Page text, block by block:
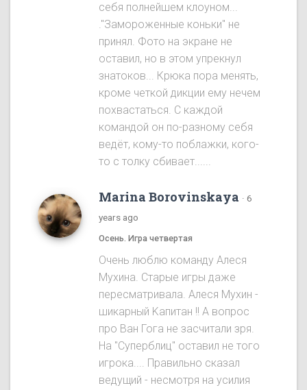
себя полнейшем клоуном...
."Замороженные коньки" не
принял. Фото на экране не
оставил, но в этом упрекнул
знатоков... Крюка пора менять,
кроме четкой дикции ему нечем
похвастаться. С каждой
командой он по-разному себя
ведёт, кому-то поблажки, кого-
то с толку сбивает......
Marina Borovinskaya · 6
years ago
Осень. Игра четвертая
Oчень люблю команду Алеся
Мухина. Старые игры даже
пересматривала. Алеся Мухин -
шикарный Kапитан !! A вопрос
про Ван Гога не засчитали зря.
На "Cуперблиц" оставил не того
игрока.... Правильно сказал
ведущий - несмотря на усилия